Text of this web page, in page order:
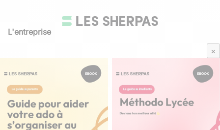
×
L'entreprise
Média Parents
Mentions légales
Besoin d'aide ?
Contactez-nous